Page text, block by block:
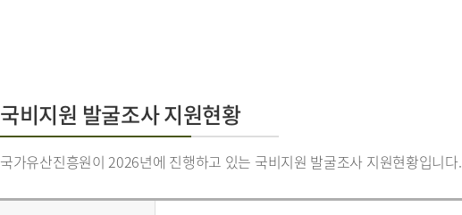
국비지원 발굴조사 지원현황
국가유산진흥원이 2026년에 진행하고 있는 국비지원 발굴조사 지원현황입니다.